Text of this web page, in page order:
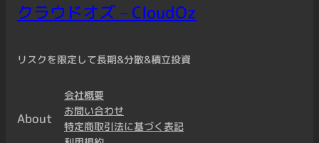
クラウドオズ – CloudOz
リスクを限定して長期&分散&積立投資
About
会社概要
お問い合わせ
特定商取引法に基づく表記